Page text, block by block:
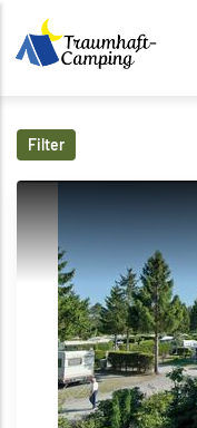
Direkt zum Inhalt
Filter